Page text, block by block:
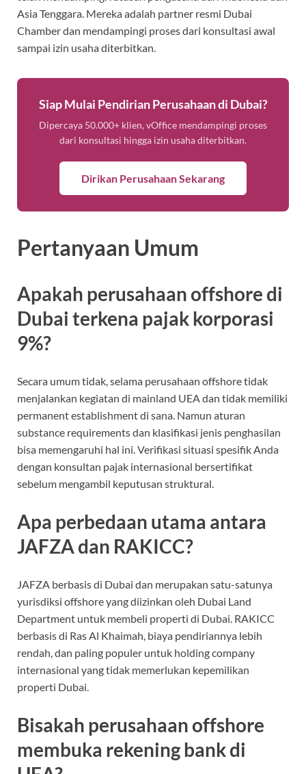
Asia Tenggara. Mereka adalah partner resmi Dubai
Chamber dan mendampingi proses dari konsultasi awal
sampai izin usaha diterbitkan.
Siap Mulai Pendirian Perusahaan di Dubai?
Dipercaya 50.000+ klien, vOffice mendampingi proses
dari konsultasi hingga izin usaha diterbitkan.
Dirikan Perusahaan Sekarang
Pertanyaan Umum
Apakah perusahaan offshore di
Dubai terkena pajak korporasi
9%?
Secara umum tidak, selama perusahaan offshore tidak
menjalankan kegiatan di mainland UEA dan tidak memiliki
permanent establishment di sana. Namun aturan
substance requirements dan klasifikasi jenis penghasilan
bisa memengaruhi hal ini. Verifikasi situasi spesifik Anda
dengan konsultan pajak internasional bersertifikat
sebelum mengambil keputusan struktural.
Apa perbedaan utama antara
JAFZA dan RAKICC?
JAFZA berbasis di Dubai dan merupakan satu-satunya
yurisdiksi offshore yang diizinkan oleh Dubai Land
Department untuk membeli properti di Dubai. RAKICC
berbasis di Ras Al Khaimah, biaya pendiriannya lebih
rendah, dan paling populer untuk holding company
internasional yang tidak memerlukan kepemilikan
properti Dubai.
Bisakah perusahaan offshore
membuka rekening bank di